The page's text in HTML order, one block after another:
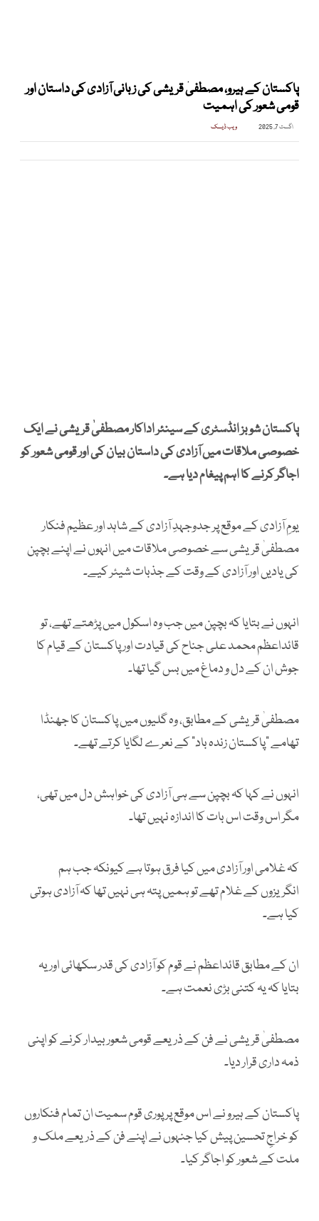
پاکستان کے ہیرو، مصطفیٰ قریشی کی زبانی آزادی کی داستان اور
قومی شعور کی اہمیت
اگست 7, 2025 ویب ڈیسک
پاکستان شوبز انڈسٹری کے سینئر اداکار مصطفیٰ قریشی نے ایک
خصوصی ملاقات میں آزادی کی داستان بیان کی اور قومی شعور کو
اجاگر کرنے کا اہم پیغام دیا ہے۔
یومِ آزادی کے موقع پر جدوجہدِ آزادی کے شاہد اور عظیم فنکار
مصطفیٰ قریشی سے خصوصی ملاقات میں انہوں نے اپنے بچپن
کی یادیں اور آزادی کے وقت کے جذبات شیئر کیے۔
انہوں نے بتایا کہ بچپن میں جب وہ اسکول میں پڑھتے تھے، تو
قائداعظم محمد علی جناح کی قیادت اور پاکستان کے قیام کا
جوش ان کے دل و دماغ میں بس گیا تھا۔
مصطفیٰ قریشی کے مطابق، وہ گلیوں میں پاکستان کا جھنڈا
تھامے "پاکستان زندہ باد" کے نعرے لگایا کرتے تھے۔
انہوں نے کہا کہ بچپن سے ہی آزادی کی خواہش دل میں تھی،
مگر اس وقت اس بات کا اندازہ نہیں تھا۔
کہ غلامی اور آزادی میں کیا فرق ہوتا ہے کیونکہ جب ہم
انگریزوں کے غلام تھے تو ہمیں پتہ ہی نہیں تھا کہ آزادی ہوتی
کیا ہے۔
ان کے مطابق قائداعظم نے قوم کو آزادی کی قدر سکھائی اور یہ
بتایا کہ یہ کتنی بڑی نعمت ہے۔
مصطفیٰ قریشی نے فن کے ذریعے قومی شعور بیدار کرنے کو اپنی
ذمہ داری قرار دیا۔
پاکستان کے ہیرو نے اس موقع پر پوری قوم سمیت ان تمام فنکاروں
کو خراجِ تحسین پیش کیا جنہوں نے اپنے فن کے ذریعے ملک و
ملت کے شعور کو اجاگر کیا۔